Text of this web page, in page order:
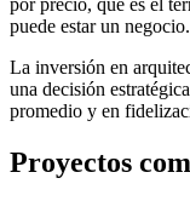
por precio, que es el
puede estar un negocio.
La inversión en
una decisión
promedio y en
Proyectos